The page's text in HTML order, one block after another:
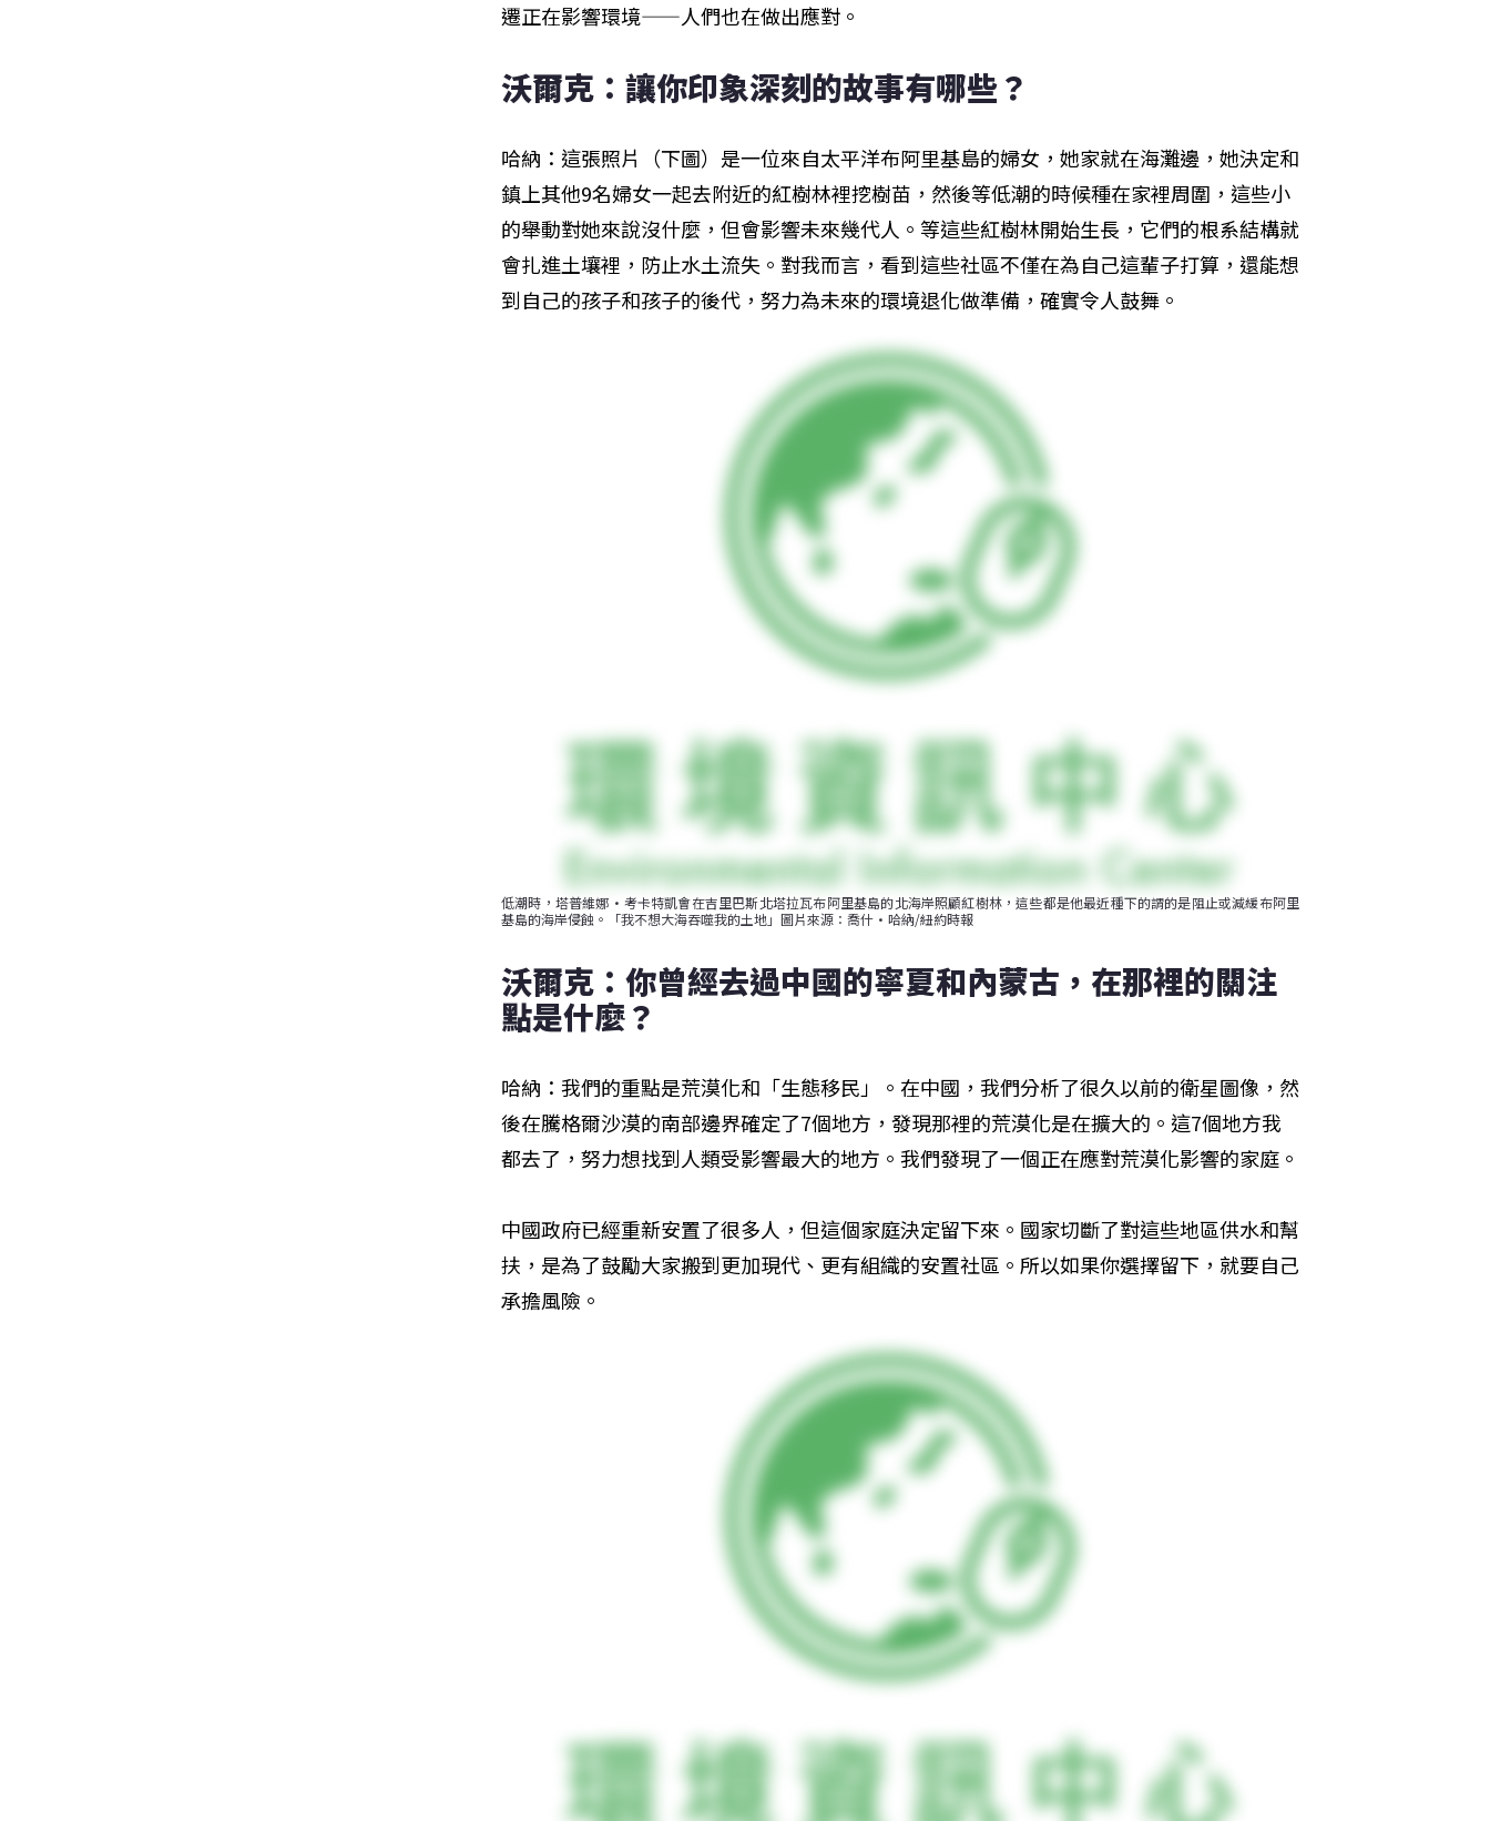
遷正在影響環境——人們也在做出應對。
沃爾克：讓你印象深刻的故事有哪些？
哈納：這張照片（下圖）是一位來自太平洋布阿里基島的婦女，她家就在海灘邊，她決定和
鎮上其他9名婦女一起去附近的紅樹林裡挖樹苗，然後等低潮的時候種在家裡周圍，這些小
的舉動對她來說沒什麼，但會影響未來幾代人。等這些紅樹林開始生長，它們的根系結構就
會扎進土壤裡，防止水土流失。對我而言，看到這些社區不僅在為自己這輩子打算，還能想
到自己的孩子和孩子的後代，努力為未來的環境退化做準備，確實令人鼓舞。
低潮時，塔普維娜·考卡特凱會在吉里巴斯北塔拉瓦布阿里基島的北海岸照顧紅樹林，這些都是他最近種下的謂的是阻止或減緩布阿里
基島的海岸侵蝕。「我不想大海吞噬我的土地」圖片來源：喬什·哈納/紐約時報
沃爾克：你曾經去過中國的寧夏和內蒙古，在那裡的關注
點是什麼？
哈納：我們的重點是荒漠化和「生態移民」。在中國，我們分析了很久以前的衛星圖像，然
後在騰格爾沙漠的南部邊界確定了7個地方，發現那裡的荒漠化是在擴大的。這7個地方我
都去了，努力想找到人類受影響最大的地方。我們發現了一個正在應對荒漠化影響的家庭。
中國政府已經重新安置了很多人，但這個家庭決定留下來。國家切斷了對這些地區供水和幫
扶，是為了鼓勵大家搬到更加現代、更有組織的安置社區。所以如果你選擇留下，就要自己
承擔風險。